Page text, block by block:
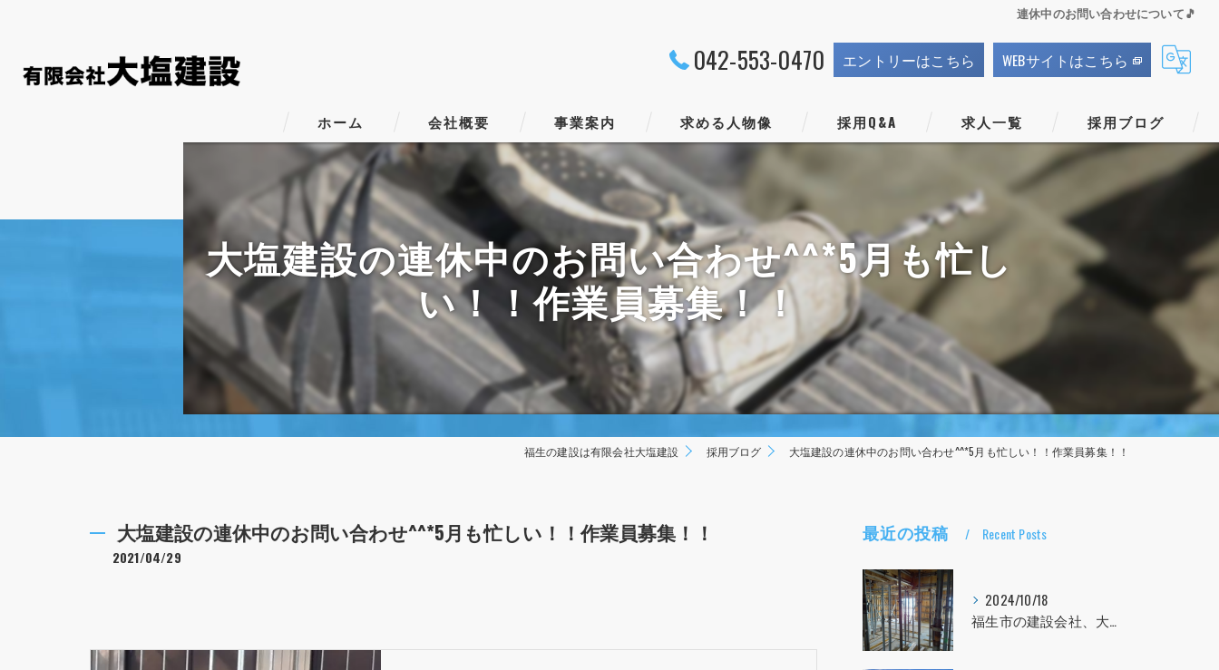
連休中のお問い合わせについて🎵
042-553-0470 エントリーはこちら WEBサイトはこちら
ホーム 会社概要
代表挨拶
ビジョン
事業案内 求める人物像 採用Q&A 求人一覧 採用ブログ
大塩建設の連休中のお問い合わせ^^*5月も忙し
い！！作業員募集！！
福生の建設は有限会社大塩建設 採用ブログ 大塩建設の連休中のお問い合わせ^^*5月も忙しい！！作業員募集！！
大塩建設の連休中のお問い合わせ^^*5月も忙しい！！作業員募集！！
2021/04/29
最近の投稿 Recent Posts
2024/10/18
福生市の建設会社、大塩建設の求人！！！